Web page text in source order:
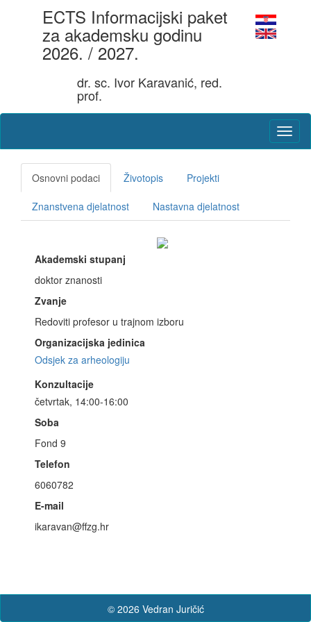
ECTS Informacijski paket
za akademsku godinu
2026. / 2027.
dr. sc. Ivor Karavanić, red.
prof.
Osnovni podaci Životopis Projekti
Znanstvena djelatnost Nastavna djelatnost
Akademski stupanj
doktor znanosti
Zvanje
Redoviti profesor u trajnom izboru
Organizacijska jedinica
Odsjek za arheologiju
Konzultacije
četvrtak, 14:00-16:00
Soba
Fond 9
Telefon
6060782
E-mail
ikaravan@ffzg.hr
© 2026 Vedran Juričić